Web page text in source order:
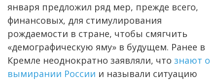
января предложил ряд мер, прежде всего,
финансовых, для стимулирования
рождаемости в стране, чтобы смягчить
«демографическую яму» в будущем. Ранее в
Кремле неоднократно заявляли, что знают о
вымирании России и называли ситуацию